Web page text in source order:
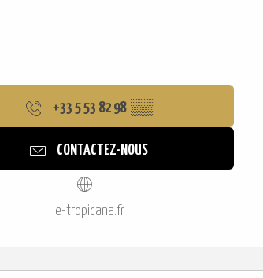
+33 5 53 82 98 ▒▒
CONTACTEZ-NOUS
le-tropicana.fr